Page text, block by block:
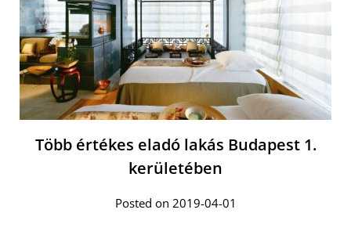
Több értékes eladó lakás Budapest 1.
kerületében
Posted on 2019-04-01